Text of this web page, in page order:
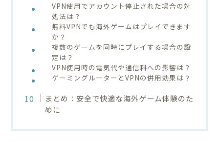
VPN使用でアカウント停止された場合の対
処法は？
無料VPNでも海外ゲームはプレイできます
か？
複数のゲームを同時にプレイする場合の設
定は？
VPN使用時の電気代や通信料への影響は？
ゲーミングルーターとVPNの併用効果は？
まとめ：安全で快適な海外ゲーム体験のた
めに